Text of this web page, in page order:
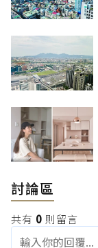
討論區
共有 0 則留言